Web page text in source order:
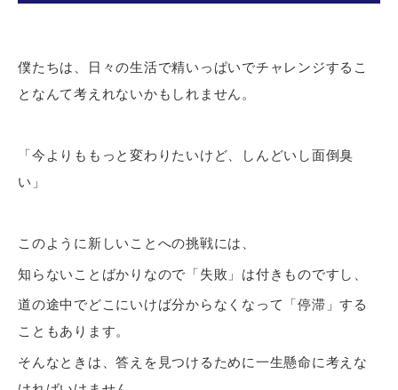
僕たちは、日々の生活で精いっぱいでチャレンジするこ
となんて考えれないかもしれません。
「今よりももっと変わりたいけど、しんどいし面倒臭
い」
このように新しいことへの挑戦には、
知らないことばかりなので「失敗」は付きものですし、
道の途中でどこにいけば分からなくなって「停滞」する
こともあります。
そんなときは、答えを見つけるために一生懸命に考えな